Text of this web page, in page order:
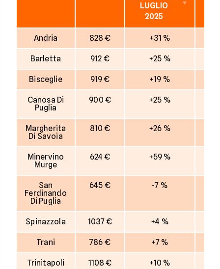
LUGLIO
2025
Andria 828 € +31 %
Barletta 912 € +25 %
Bisceglie 919 € +19 %
Canosa Di
Puglia
900 € +25 %
Margherita
Di Savoia
810 € +26 %
Minervino
Murge
624 € +59 %
San
Ferdinando
Di Puglia
645 € -7 %
Spinazzola 1037 € +4 %
Trani 786 € +7 %
Trinitapoli 1108 € +10 %